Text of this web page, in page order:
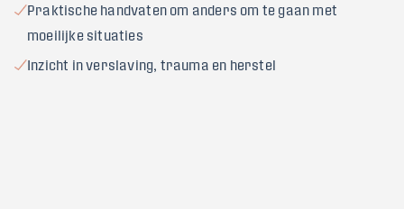
Praktische handvaten om anders om te gaan met
moeilijke situaties
Inzicht in verslaving, trauma en herstel